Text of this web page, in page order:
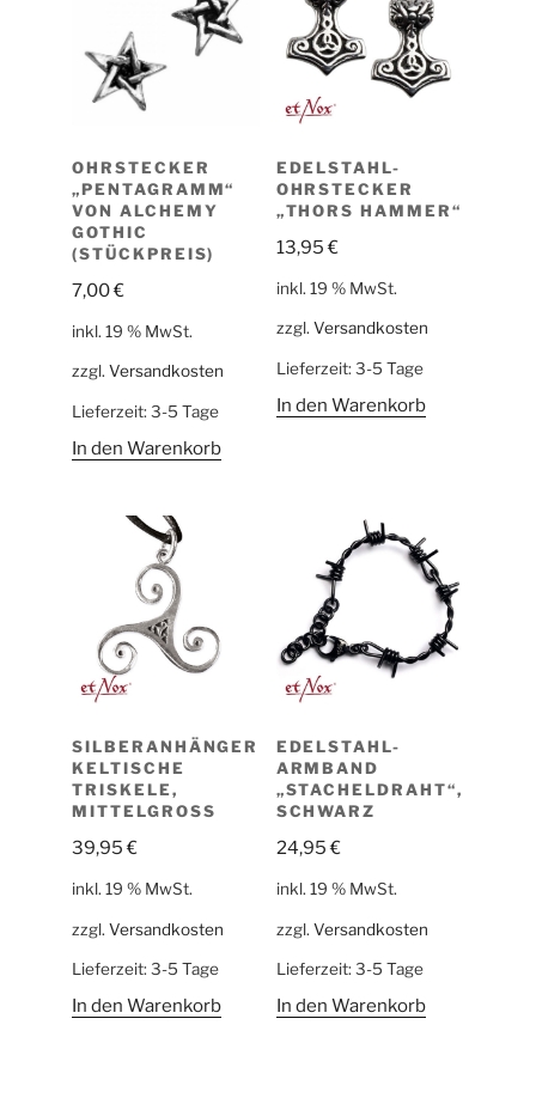
OHRSTECKER
„PENTAGRAMM“
VON ALCHEMY
GOTHIC
(STÜCKPREIS)
7,00€
inkl. 19 % MwSt.
zzgl. Versandkosten
Lieferzeit: 3-5 Tage
In den Warenkorb
EDELSTAHL-
OHRSTECKER
„THORS HAMMER“
13,95€
inkl. 19 % MwSt.
zzgl. Versandkosten
Lieferzeit: 3-5 Tage
In den Warenkorb
SILBERANHÄNGER
KELTISCHE
TRISKELE,
MITTELGROSS
39,95€
inkl. 19 % MwSt.
zzgl. Versandkosten
Lieferzeit: 3-5 Tage
In den Warenkorb
EDELSTAHL-
ARMBAND
„STACHELDRAHT“,
SCHWARZ
24,95€
inkl. 19 % MwSt.
zzgl. Versandkosten
Lieferzeit: 3-5 Tage
In den Warenkorb